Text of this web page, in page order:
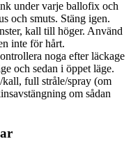
under varje ballofix och
och smuts. Stäng igen.
kall till höger. Använd
inte för hårt.
noga efter läckage
och sedan i öppet läge.
full stråle/spray (om
om sådan